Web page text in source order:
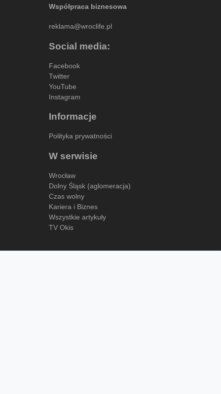
Współpraca biznesowa
reklama@wroclife.pl
Social media:
Facebook
Twitter
YouTube
Instagram
Informacje
Polityka prywatności
W serwisie
Wrocław
Dolny Śląsk (aglomeracja)
Czas wolny
Kariera i Biznes
Wszystkie artykuły
TV Okis